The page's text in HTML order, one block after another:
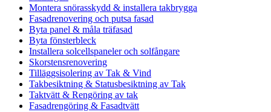
Montera snörasskydd & installera takbrygga
Fasadrenovering och putsa fasad
Byta panel & måla träfasad
Byta fönsterbleck
Installera solcellspaneler och solfångare
Skorstensrenovering
Tilläggsisolering av Tak & Vind
Takbesiktning & Statusbesiktning av Tak
Taktvätt & Rengöring av tak
Fasadrengöring & Fasadtvätt